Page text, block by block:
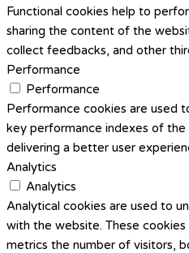
Functional cookies help to
sharing the content of the
collect feedbacks, and other
Performance
Performance
Performance cookies are used
key performance indexes of the
delivering a better user
Analytics
Analytics
Analytical cookies are used to
with the website. These
metrics the number of visitors,